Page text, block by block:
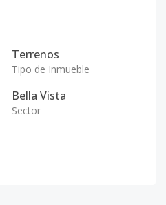
Terrenos
Tipo de Inmueble
Bella Vista
Sector